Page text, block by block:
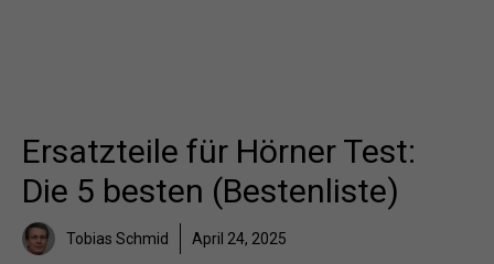
Ersatzteile für Hörner Test:
Die 5 besten (Bestenliste)
Tobias Schmid April 24, 2025